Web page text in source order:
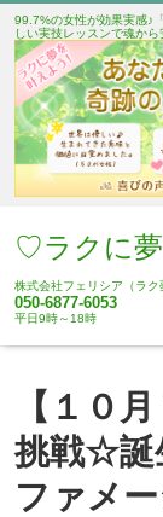
99.7%の女性が効果実感♪
しい実技レッスンで魂から
♡ラクに
株式会社フェリシア（ラク
050-6877-6053
平日9時～18時
【１０
挑戦☆誕
ファメ